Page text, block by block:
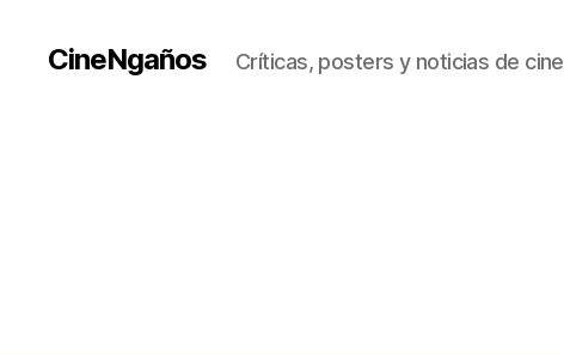
CineNgaños Críticas, posters y noticias de cine